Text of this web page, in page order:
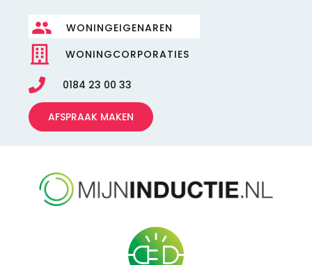
WONINGEIGENAREN
WONINGCORPORATIES
0184 23 00 33
AFSPRAAK MAKEN